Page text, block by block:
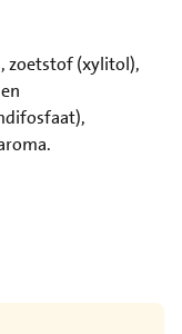
zoetstof (xylitol),